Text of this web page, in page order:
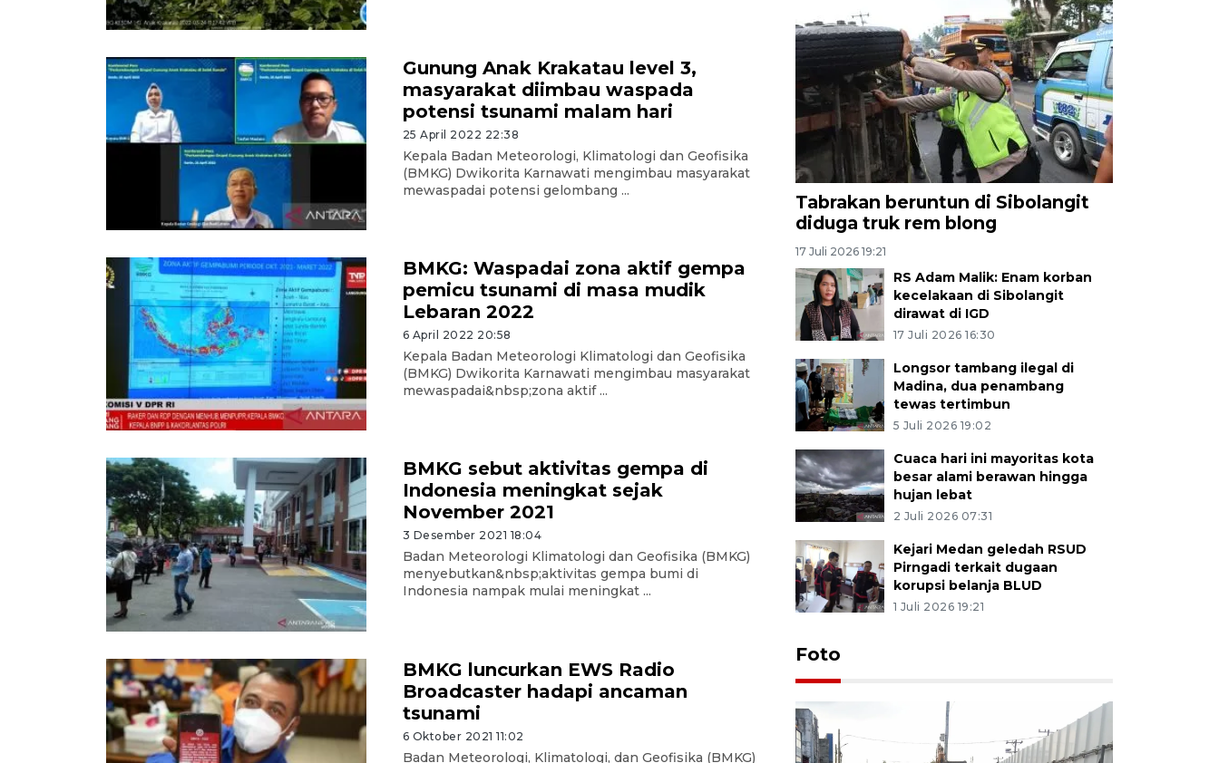
Gunung Anak Krakatau level 3,
masyarakat diimbau waspada
potensi tsunami malam hari
25 April 2022 22:38
Kepala Badan Meteorologi, Klimatologi dan Geofisika
(BMKG) Dwikorita Karnawati mengimbau masyarakat
mewaspadai potensi gelombang ...
BMKG: Waspadai zona aktif gempa
pemicu tsunami di masa mudik
Lebaran 2022
6 April 2022 20:58
Kepala Badan Meteorologi Klimatologi dan Geofisika
(BMKG) Dwikorita Karnawati mengimbau masyarakat
mewaspadai&nbsp;zona aktif ...
BMKG sebut aktivitas gempa di
Indonesia meningkat sejak
November 2021
3 Desember 2021 18:04
Badan Meteorologi Klimatologi dan Geofisika (BMKG)
menyebutkan&nbsp;aktivitas gempa bumi di
Indonesia nampak mulai meningkat ...
BMKG luncurkan EWS Radio
Broadcaster hadapi ancaman
tsunami
6 Oktober 2021 11:02
Badan Meteorologi, Klimatologi, dan Geofisika (BMKG)
Tabrakan beruntun di Sibolangit
diduga truk rem blong
17 Juli 2026 19:21
RS Adam Malik: Enam korban
kecelakaan di Sibolangit
dirawat di IGD
17 Juli 2026 16:30
Longsor tambang ilegal di
Madina, dua penambang
tewas tertimbun
5 Juli 2026 19:02
Cuaca hari ini mayoritas kota
besar alami berawan hingga
hujan lebat
2 Juli 2026 07:31
Kejari Medan geledah RSUD
Pirngadi terkait dugaan
korupsi belanja BLUD
1 Juli 2026 19:21
Foto